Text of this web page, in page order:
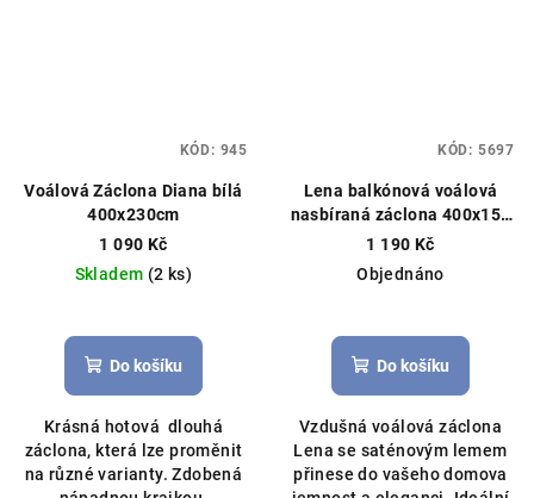
Voálová Záclona Diana bílá
400x230cm
1 090 Kč
Skladem (2 ks)
hodnocení
produktu
z
5
hvězdiček.
Do košíku
Krásná hotová dlouhá
záclona, která lze proměnit
na různé varianty. Zdobená
KÓD: 945
Lena balkónová voálová
nasbíraná záclona 400x150
cm / 200x230 cm bílá
1 190 Kč
Objednáno
Do košíku
Vzdušná voálová záclona
Lena se saténovým lemem
přinese do vašeho domova
KÓD: 5697